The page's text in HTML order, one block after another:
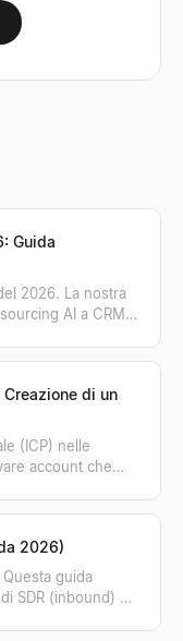
Guida
2026. La nostra
AI a CRM,
di un
(ICP) nelle
account che
2026)
Questa guida
SDR (inbound) e